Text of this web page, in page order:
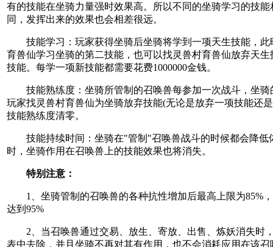
有的技能在坐骑力量强时效果高。所以不同的坐骑学习的技
同，发挥出来的效果也会相差很远。
技能学习：玩家获得坐骑后坐骑将学到一项天生技能，此
育兽仙学习坐骑的第二技能，也可以找灵兽村育兽仙放弃天
技能。每学一项新技能都需要花费1000000金钱。
技能熟练度：坐骑所管制的召唤兽每参加一次战斗，坐骑
玩家找灵兽村育兽仙为坐骑放弃技能(无论是放弃一项技能还
技能熟练度清零。
技能持续时间：坐骑在"管制"召唤兽战斗的时候都会降低
时，坐骑作用在召唤兽上的技能效果也将消失。
特别注意：
1、坐骑管制的召唤兽的各种抗性增加后最高上限为85%
达到95%
2、当召唤兽通过交易、放生、寄放、出售、炼妖消失时
表中去除，并且坐骑不再对其有作用，也不会消耗应用在该